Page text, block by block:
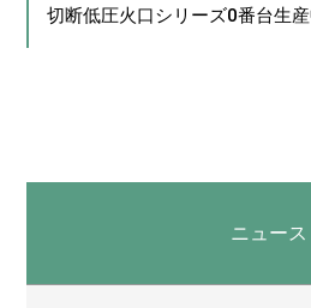
切断低圧火口シリーズ0番台生
ニュース